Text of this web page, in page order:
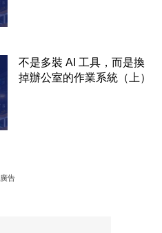
不是多裝 AI 工具，而是換
掉辦公室的作業系統（上）
廣告